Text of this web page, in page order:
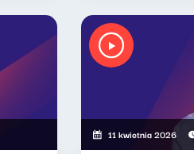
11 kwietnia 2026